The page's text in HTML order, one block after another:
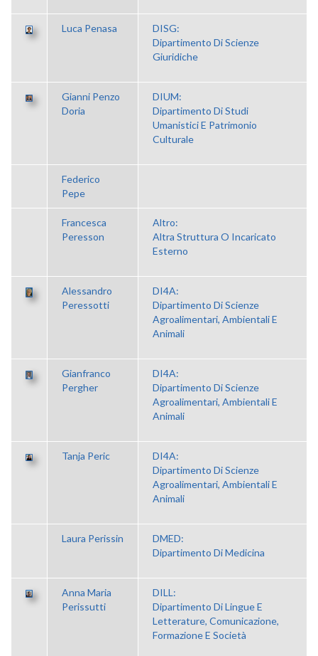
Luca Penasa
DISG:
Dipartimento Di Scienze
Giuridiche
Gianni Penzo
Doria
DIUM:
Dipartimento Di Studi
Umanistici E Patrimonio
Culturale
Federico
Pepe
Francesca
Peresson
Altro:
Altra Struttura O Incaricato
Esterno
Alessandro
Peressotti
DI4A:
Dipartimento Di Scienze
Agroalimentari, Ambientali E
Animali
Gianfranco
Pergher
DI4A:
Dipartimento Di Scienze
Agroalimentari, Ambientali E
Animali
Tanja Peric
DI4A:
Dipartimento Di Scienze
Agroalimentari, Ambientali E
Animali
Laura Perissin
DMED:
Dipartimento Di Medicina
Anna Maria
Perissutti
DILL:
Dipartimento Di Lingue E
Letterature, Comunicazione,
Formazione E Società